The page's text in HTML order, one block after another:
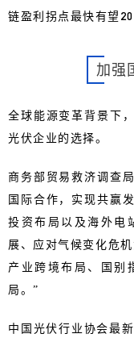
链盈利拐点最快有望
加强
全球能源变革背景下，
光伏企业的选择。
商务部贸易救济调查
国际合作，实现共赢
投资布局以及海外电
展、应对气候变化危
产业跨境布局、国别
局。”
中国光伏行业协会最